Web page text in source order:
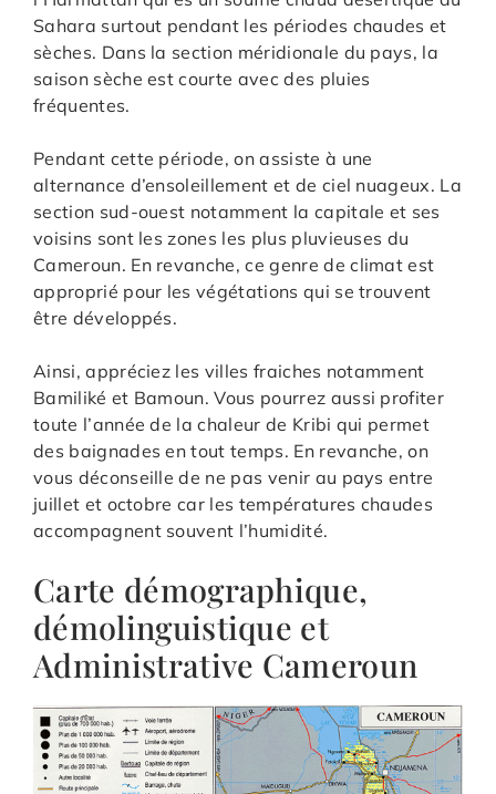
Sahara surtout pendant les périodes chaudes et
sèches. Dans la section méridionale du pays, la
saison sèche est courte avec des pluies
fréquentes.
Pendant cette période, on assiste à une
alternance d’ensoleillement et de ciel nuageux. La
section sud-ouest notamment la capitale et ses
voisins sont les zones les plus pluvieuses du
Cameroun. En revanche, ce genre de climat est
approprié pour les végétations qui se trouvent
être développés.
Ainsi, appréciez les villes fraiches notamment
Bamiliké et Bamoun. Vous pourrez aussi profiter
toute l’année de la chaleur de Kribi qui permet
des baignades en tout temps. En revanche, on
vous déconseille de ne pas venir au pays entre
juillet et octobre car les températures chaudes
accompagnent souvent l’humidité.
Carte démographique,
démolinguistique et
Administrative Cameroun